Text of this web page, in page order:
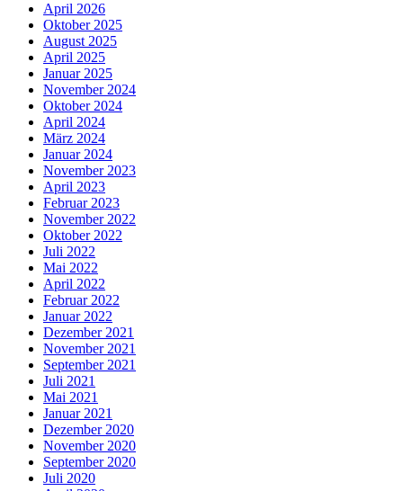
April 2026
Oktober 2025
August 2025
April 2025
Januar 2025
November 2024
Oktober 2024
April 2024
März 2024
Januar 2024
November 2023
April 2023
Februar 2023
November 2022
Oktober 2022
Juli 2022
Mai 2022
April 2022
Februar 2022
Januar 2022
Dezember 2021
November 2021
September 2021
Juli 2021
Mai 2021
Januar 2021
Dezember 2020
November 2020
September 2020
Juli 2020